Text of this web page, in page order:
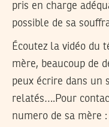
pris en charge
possible de sa
Écoutez la vidéo du
mère, beaucoup de
peux écrire dans un
relatés….Pour
numero de sa mère